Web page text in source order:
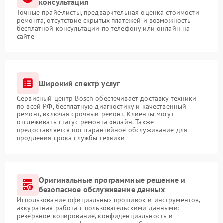
консультация
Точные прайс-листы, предварительная оценка стоимости
ремонта, отсутствие скрытых платежей и возможность
бесплатной консультации по телефону или онлайн на
сайте
Широкий спектр услуг
Сервисный центр Bosch обеспечивает доставку техники
по всей РФ, бесплатную диагностику и качественный
ремонт, включая срочный ремонт. Клиенты могут
отслеживать статус ремонта онлайн. Также
предоставляется постгарантийное обслуживание для
продления срока службы техники
Оригинальные программные решение и
безопасное обслуживание данных
Использование официальных прошивок и инструментов,
аккуратная работа с пользовательскими данными:
резервное копирование, конфиденциальность и